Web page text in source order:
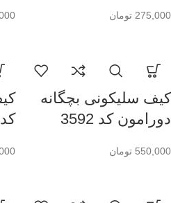
275,000 تومان
کیف سلیکونی بچگانه
دورامون کد 3592
550,000 تومان
کد 3130